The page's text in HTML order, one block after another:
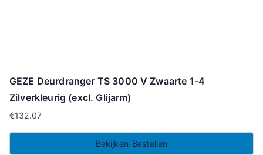
GEZE Deurdranger TS 3000 V Zwaarte 1-4
Zilverkleurig (excl. Glijarm)
€132.07
Bekijken-Bestellen